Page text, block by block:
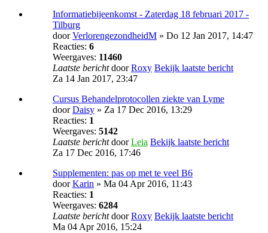
Informatiebijeenkomst - Zaterdag 18 februari 2017 -
Tilburg
doorVerlorengezondheidM » Do 12 Jan 2017, 14:47
Reacties: 6
Weergaves: 11460
Laatste berichtdoorRoxy Bekijk laatste bericht
Za 14 Jan 2017, 23:47
Cursus Behandelprotocollen ziekte van Lyme
doorDaisy » Za 17 Dec 2016, 13:29
Reacties: 1
Weergaves: 5142
Laatste berichtdoorLeia Bekijk laatste bericht
Za 17 Dec 2016, 17:46
Supplementen: pas op met te veel B6
doorKarin » Ma 04 Apr 2016, 11:43
Reacties: 1
Weergaves: 6284
Laatste berichtdoorRoxy Bekijk laatste bericht
Ma 04 Apr 2016, 15:24